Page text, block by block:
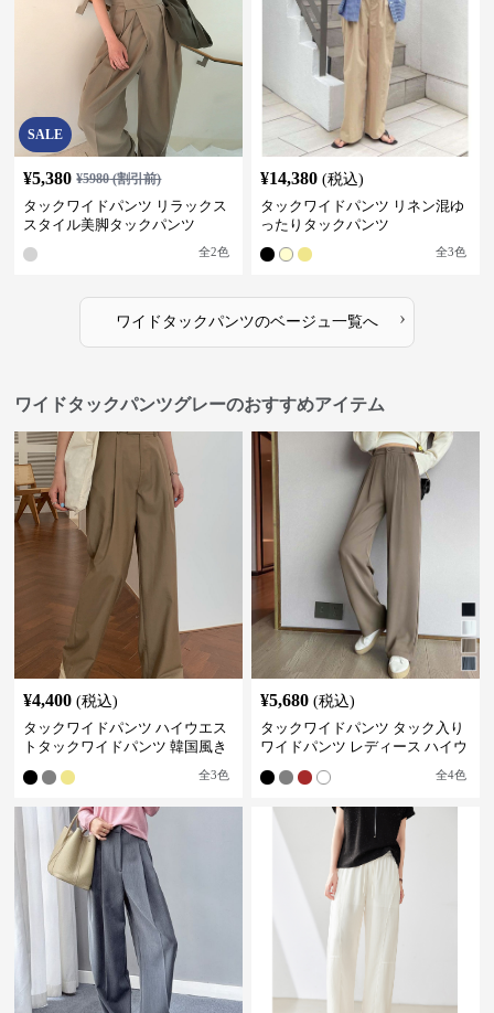
SALE
¥5,380 ¥5980(割引前)
タックワイドパンツ リラックス
スタイル美脚タックパンツ
全2色
¥14,380 (税込)
タックワイドパンツ リネン混ゆ
ったりタックパンツ
全3色
ワイドタックパンツのベージュ一覧へ ›
ワイドタックパンツグレーのおすすめアイテム
¥4,400 (税込)
タックワイドパンツ ハイウエス
トタックワイドパンツ 韓国風き
全3色
¥5,680 (税込)
タックワイドパンツ タック入り
ワイドパンツ レディース ハイウ
全4色